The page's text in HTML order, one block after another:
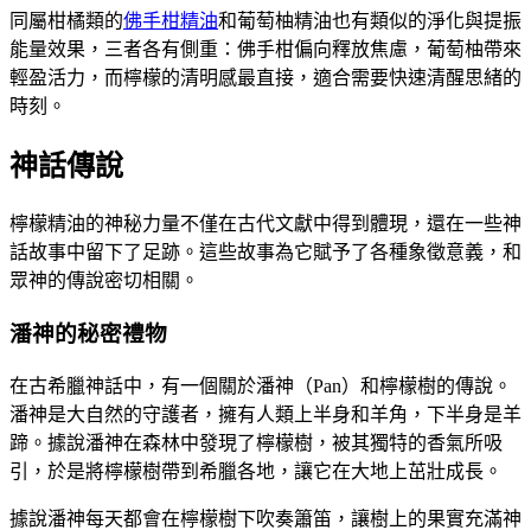
同屬柑橘類的佛手柑精油和葡萄柚精油也有類似的淨化與提振
能量效果，三者各有側重：佛手柑偏向釋放焦慮，葡萄柚帶來
輕盈活力，而檸檬的清明感最直接，適合需要快速清醒思緒的
時刻。
神話傳說
檸檬精油的神秘力量不僅在古代文獻中得到體現，還在一些神
話故事中留下了足跡。這些故事為它賦予了各種象徵意義，和
眾神的傳說密切相關。
潘神的秘密禮物
在古希臘神話中，有一個關於潘神（Pan）和檸檬樹的傳說。
潘神是大自然的守護者，擁有人類上半身和羊角，下半身是羊
蹄。據說潘神在森林中發現了檸檬樹，被其獨特的香氣所吸
引，於是將檸檬樹帶到希臘各地，讓它在大地上茁壯成長。
據說潘神每天都會在檸檬樹下吹奏簫笛，讓樹上的果實充滿神